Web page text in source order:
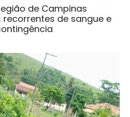
de Campinas
de sangue e